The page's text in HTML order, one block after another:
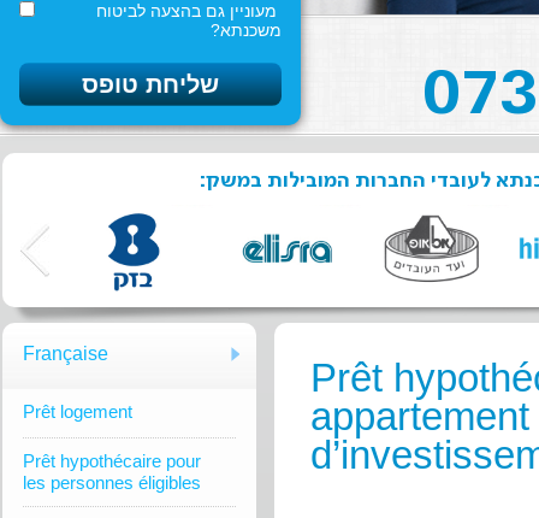
מעוניין גם בהצעה לביטוח
משכנתא?
לעובדי החברות המובילות במשק:
Française
Prêt logement
Prêt hypothécaire pour
les personnes éligibles
Prêt